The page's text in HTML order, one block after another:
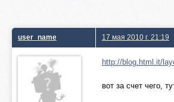
user_name 17 мая 2010 г. 21:19
http://blog.html.it/
вот за счет чего,